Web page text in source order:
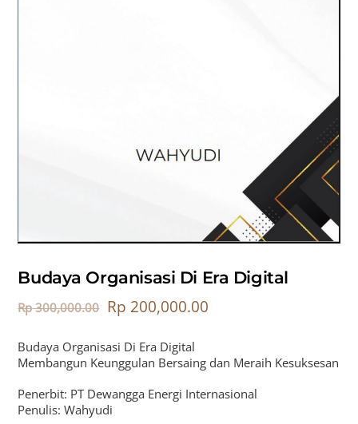
Budaya Organisasi Di Era Digital
Rp300,000.00 Rp 200,000.00
Budaya Organisasi Di Era Digital
Membangun Keunggulan Bersaing dan Meraih Kesuksesan
Penerbit: PT Dewangga Energi Internasional
Penulis: Wahyudi